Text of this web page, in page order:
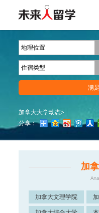
加拿大大学动态>
分享：
加
加拿大文理学院